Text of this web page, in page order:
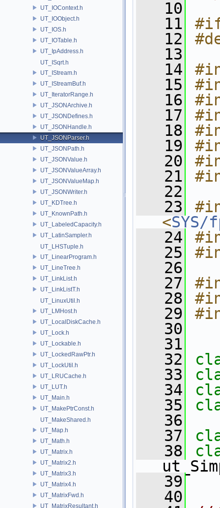
UT_IOContext.h
UT_IOObject.h
UT_IOS.h
UT_IOTable.h
UT_IpAddress.h
UT_ISqrt.h
UT_IStream.h
UT_IStreamBuf.h
UT_IteratorRange.h
UT_JSONArchive.h
UT_JSONDefines.h
UT_JSONHandle.h
UT_JSONParser.h
UT_JSONPath.h
UT_JSONValue.h
UT_JSONValueArray.h
UT_JSONValueMap.h
UT_JSONWriter.h
UT_KDTree.h
UT_KnownPath.h
UT_LabeledCapacity.h
UT_LatinSampler.h
UT_LHSTuple.h
UT_LinearProgram.h
UT_LineTree.h
UT_LinkList.h
UT_LinkListT.h
UT_LinuxUtil.h
UT_LMHost.h
UT_LocalDiskCache.h
UT_Lock.h
UT_Lockable.h
UT_LockedRawPtr.h
UT_LockUtil.h
UT_LRUCache.h
UT_LUT.h
UT_Main.h
UT_MakePtrConst.h
UT_MakeShared.h
UT_Map.h
UT_Math.h
UT_Matrix.h
UT_Matrix2.h
UT_Matrix3.h
UT_Matrix4.h
UT_MatrixFwd.h
UT_MatrixResultant.h
   10
   11
   12
   13
   14
   15
   16
   17
   18
   19
   20
   21
   22
   23
<
   24
   25
   26
   27
   28
   29
   30
   31
   32
   33
   34
   35
   36
   37
   38
   39
   40